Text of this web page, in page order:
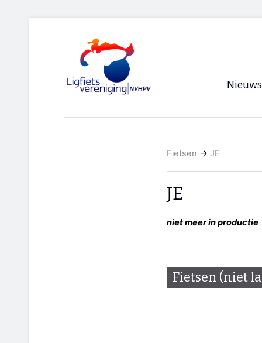
Nieuws
RSS
Fietsen → JE
JE
niet meer in productie
Fietsen (niet